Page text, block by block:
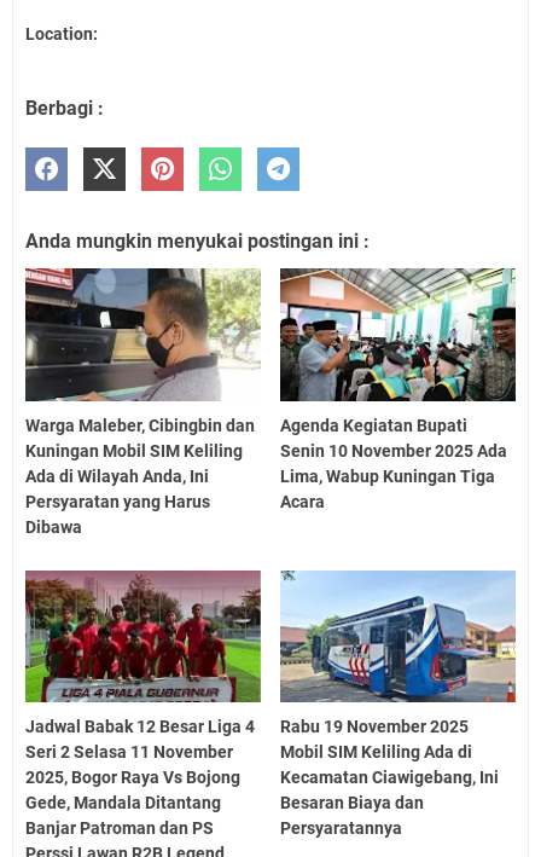
Location:
Berbagi :
Anda mungkin menyukai postingan ini :
Warga Maleber, Cibingbin dan
Kuningan Mobil SIM Keliling
Ada di Wilayah Anda, Ini
Persyaratan yang Harus
Dibawa
Agenda Kegiatan Bupati
Senin 10 November 2025 Ada
Lima, Wabup Kuningan Tiga
Acara
Jadwal Babak 12 Besar Liga 4
Seri 2 Selasa 11 November
2025, Bogor Raya Vs Bojong
Gede, Mandala Ditantang
Banjar Patroman dan PS
Rabu 19 November 2025
Mobil SIM Keliling Ada di
Kecamatan Ciawigebang, Ini
Besaran Biaya dan
Persyaratannya